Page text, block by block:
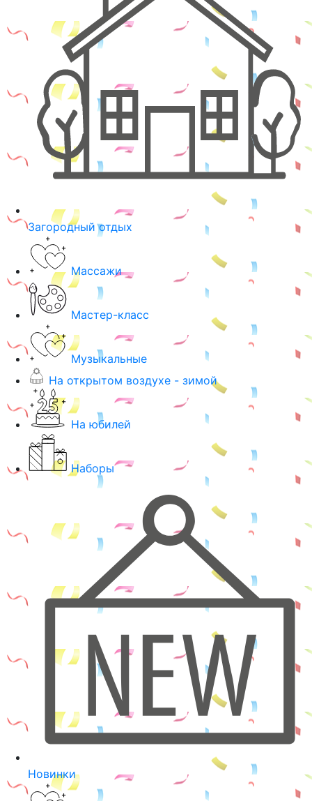
Загородный отдых
Массажи
Мастер-класс
Музыкальные
На открытом воздухе - зимой
На юбилей
Наборы
Новинки